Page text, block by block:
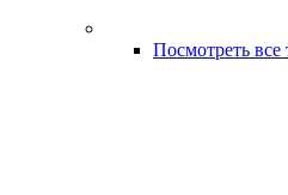
Посмотреть все